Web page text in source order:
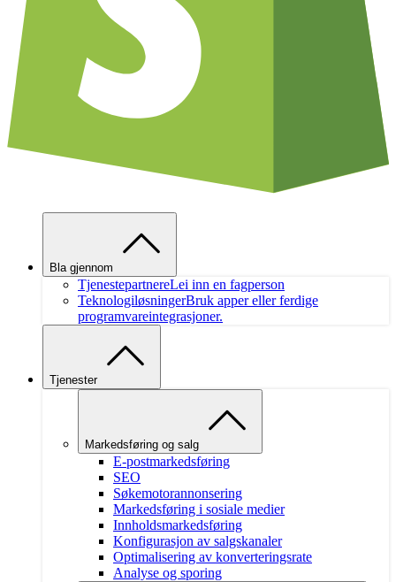
Bla gjennom
TjenestepartnereLei inn en fagperson
TeknologiløsningerBruk apper eller ferdige
programvareintegrasjoner.
Tjenester
Markedsføring og salg
E-postmarkedsføring
SEO
Søkemotorannonsering
Markedsføring i sosiale medier
Innholdsmarkedsføring
Konfigurasjon av salgskanaler
Optimalisering av konverteringsrate
Analyse og sporing